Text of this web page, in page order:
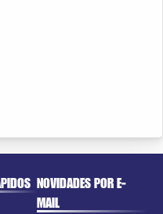
NOVIDADES POR E-
MAIL